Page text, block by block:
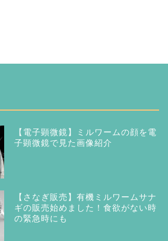
【電子顕微鏡】ミルワームの顔を電
子顕微鏡で見た画像紹介
【さなぎ販売】有機ミルワームサナ
ギの販売始めました！食欲がない時
の緊急時にも